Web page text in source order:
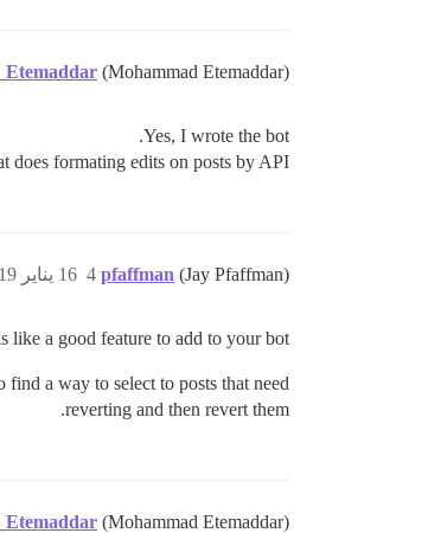
(Mohammad Etemaddar)
Yes, I wrote the bot.
does formating edits on posts by API.
pfaffman (Jay Pfaffman) 16 يناير 2019، 2:52م 4
like a good feature to add to your bot!
a way to select to posts that need
reverting and then revert them.
(Mohammad Etemaddar)